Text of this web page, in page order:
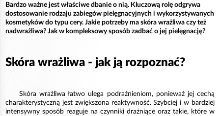
Bardzo ważne jest właściwe dbanie o nią. Kluczową rolę odgrywa
dostosowanie rodzaju zabiegów pielęgnacyjnych i wykorzystywanych
kosmetyków do typu cery. Jakie potrzeby ma skóra wrażliwa czy też
nadwrażliwa? Jak w kompleksowy sposób zadbać o jej pielęgnację?
Skóra wrażliwa - jak ją rozpoznać?
Skóra wrażliwa łatwo ulega podrażnieniom, ponieważ jej cechą
charakterystyczną jest zwiększona reaktywność. Szybciej i w bardziej
intensywny sposób reaguje na czynniki drażniące oraz takie, które w